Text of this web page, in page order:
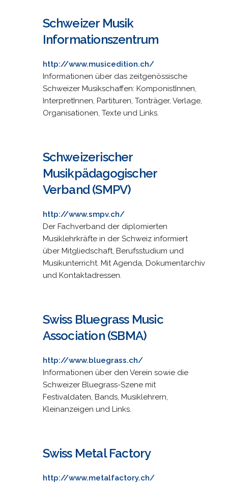
Schweizer Musik
Informationszentrum
http://www.musicedition.ch/
Informationen über das zeitgenössische
Schweizer Musikschaffen: KomponistInnen,
InterpretInnen, Partituren, Tonträger, Verlage,
Organisationen, Texte und Links.
Schweizerischer
Musikpädagogischer
Verband (SMPV)
http://www.smpv.ch/
Der Fachverband der diplomierten
Musiklehrkräfte in der Schweiz informiert
über Mitgliedschaft, Berufsstudium und
Musikunterricht. Mit Agenda, Dokumentarchiv
und Kontaktadressen.
Swiss Bluegrass Music
Association (SBMA)
http://www.bluegrass.ch/
Informationen über den Verein sowie die
Schweizer Bluegrass-Szene mit
Festivaldaten, Bands, Musiklehrern,
Kleinanzeigen und Links.
Swiss Metal Factory
http://www.metalfactory.ch/